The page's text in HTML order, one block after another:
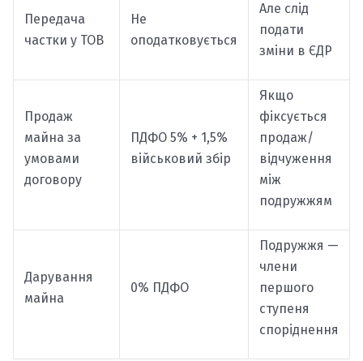
Передача
частки у ТОВ
Не
оподатковується
Але слід
подати
зміни в ЄДР
Продаж
майна за
умовами
договору
ПДФО 5% + 1,5%
військовий збір
Якщо
фіксується
продаж/
відчуження
між
подружжям
Дарування
майна
0% ПДФО
Подружжя —
члени
першого
ступеня
споріднення